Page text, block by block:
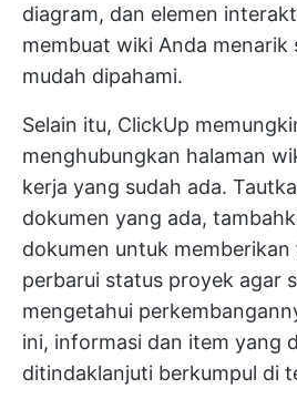
diagram, dan elemen
membuat wiki Anda menarik
mudah dipahami.
Selain itu, ClickUp
menghubungkan halaman
kerja yang sudah ada.
dokumen yang ada,
dokumen untuk memberikan
perbarui status proyek agar
mengetahui
ini, informasi dan item yang
ditindaklanjuti berkumpul di